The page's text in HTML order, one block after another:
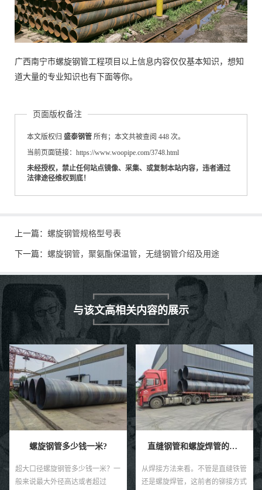
广西南宁市螺旋钢管工程项目以上信息内容仅仅基本知识，想知
道大量的专业知识也有下面等你。
页面版权备注
本文版权归 盛泰钢管 所有；本文共被查阅 448 次。
当前页面链接：https://www.woopipe.com/3748.html
未经授权，禁止任何站点镜像、采集、或复制本站内容，违者通过
法律途径维权到底！
上一篇： 螺旋钢管规格型号表
下一篇： 螺旋钢管，聚氨酯保温管，无缝钢管介绍及用途
与该文高相关内容的展示
螺旋钢管多少钱一米?
超大口径螺旋钢管多少钱一米？一
般来说最大外径高达或者超过
直缝钢管和螺旋焊管的区别
从焊接方法来看。不管是直缝铁管
还是螺旋焊管，这前者的铆接方式